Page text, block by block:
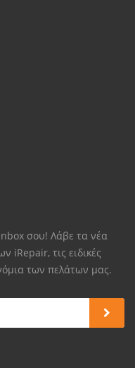
σου! Λάβε τα νέα
iRepair, τις ειδικές
των πελάτων μας.